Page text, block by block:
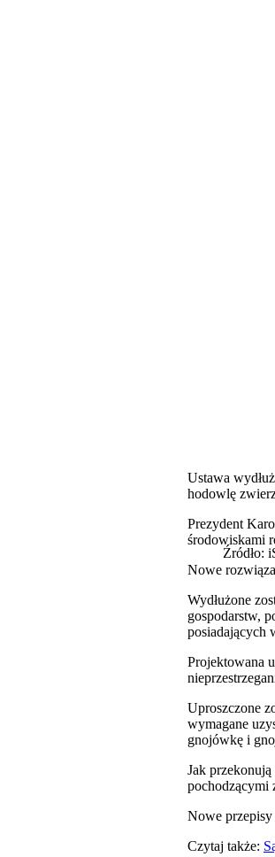
Źródło:
Ustawa
hodowlę
Prezydent
środowiskami
Nowe
Wydłużone
gospodarstw,
posiadających
Projektowana
Uproszczone
wymagane
gnojówkę i
Jak
pochodzącymi
Nowe przepisy
Czytaj także: